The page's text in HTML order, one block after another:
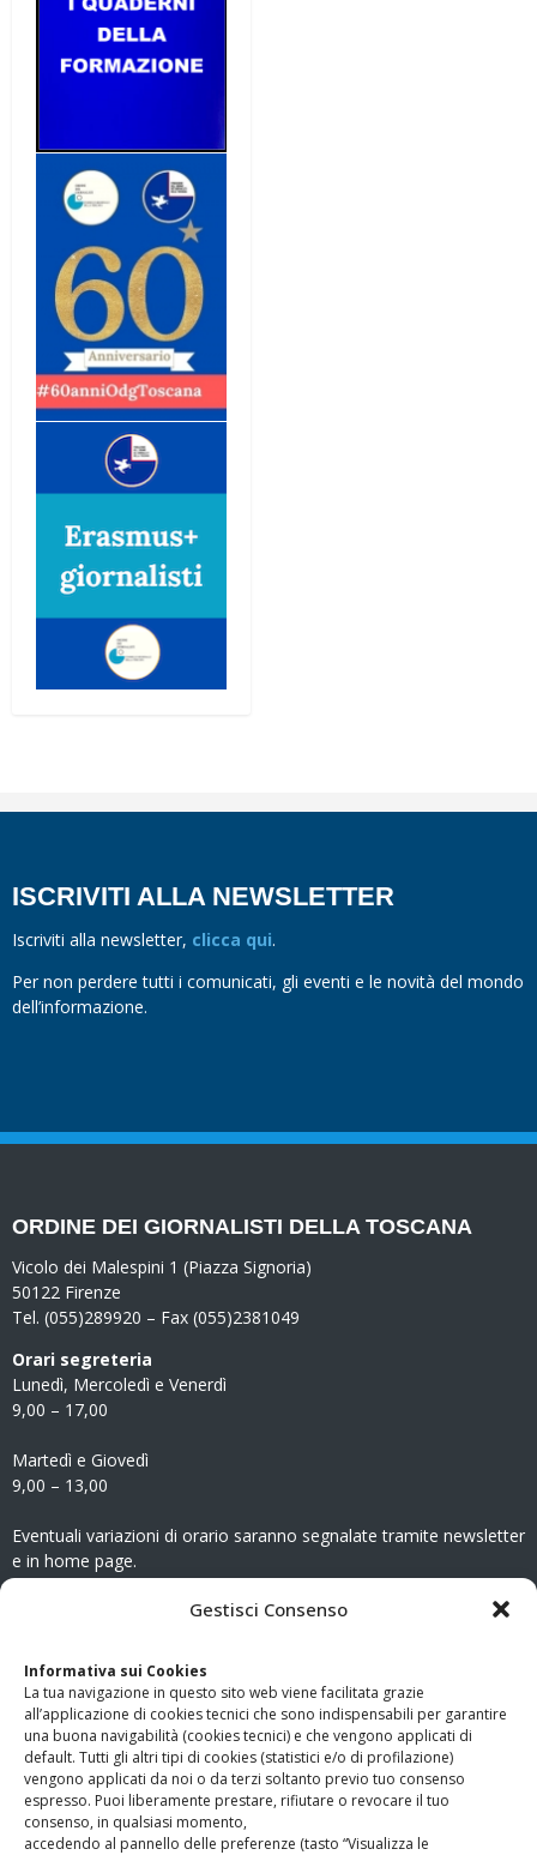
Gestisci Consenso
Informativa sui Cookies
La tua navigazione in questo sito web viene facilitata grazie
all’applicazione di cookies tecnici che sono indispensabili per garantire
una buona navigabilità (cookies tecnici) e che vengono applicati di
default. Tutti gli altri tipi di cookies (statistici e/o di profilazione)
vengono applicati da noi o da terzi soltanto previo tuo consenso
espresso. Puoi liberamente prestare, rifiutare o revocare il tuo
consenso, in qualsiasi momento,
accedendo al pannello delle preferenze (tasto “Visualizza le
ISCRIVITI ALLA NEWSLETTER
Iscriviti alla newsletter, clicca qui.
Per non perdere tutti i comunicati, gli eventi e le novità del mondo
dell’informazione.
ORDINE DEI GIORNALISTI DELLA TOSCANA
Vicolo dei Malespini 1 (Piazza Signoria)
50122 Firenze
Tel. (055)289920 – Fax (055)2381049
Orari segreteria
Lunedì, Mercoledì e Venerdì
9,00 – 17,00
Martedì e Giovedì
9,00 – 13,00
Eventuali variazioni di orario saranno segnalate tramite newsletter
e in home page.
www.odg.toscana.it – testata registrata presso il Tribunale di
Firenze al nr. 5208 dell’ 08.10.2002. Direttore responsabile:
Giampaolo Marchini – C.F. 80005790482
LINK UTILI